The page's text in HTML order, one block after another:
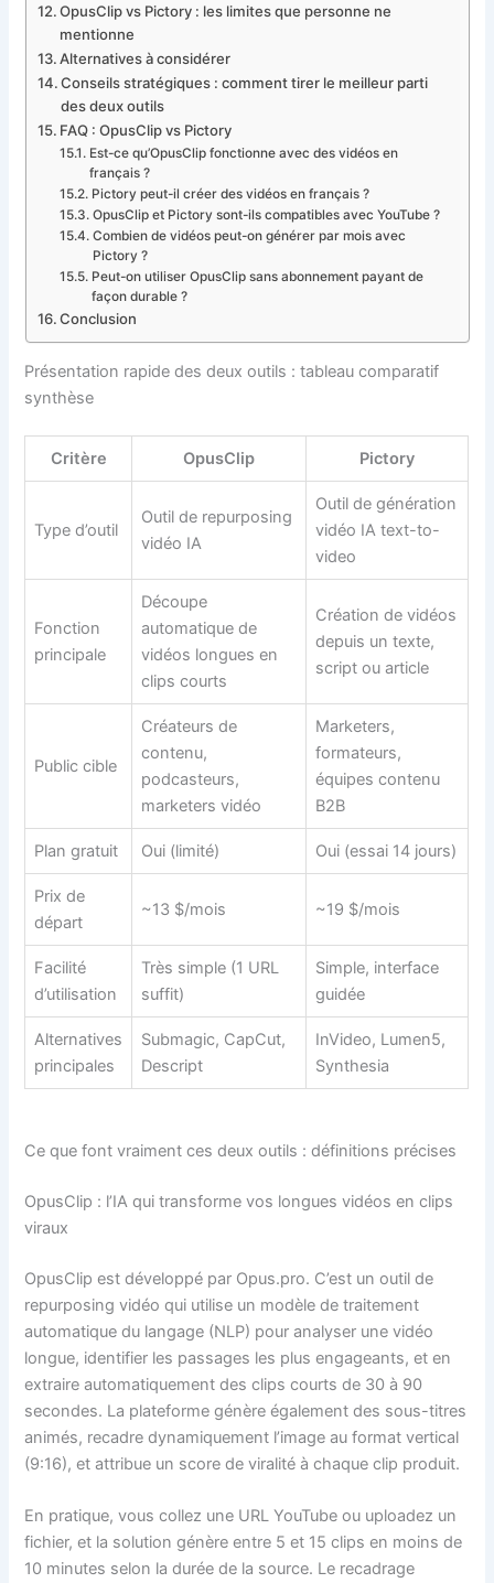
OpusClip vs Pictory : les limites que personne ne
mentionne
Alternatives à considérer
Conseils stratégiques : comment tirer le meilleur parti
des deux outils
FAQ : OpusClip vs Pictory
Est-ce qu’OpusClip fonctionne avec des vidéos en
français ?
Pictory peut-il créer des vidéos en français ?
OpusClip et Pictory sont-ils compatibles avec YouTube ?
Combien de vidéos peut-on générer par mois avec
Pictory ?
Peut-on utiliser OpusClip sans abonnement payant de
façon durable ?
Conclusion
Présentation rapide des deux outils : tableau comparatif
synthèse
Critère OpusClip Pictory
Type d’outil
Outil de repurposing
vidéo IA
Outil de génération
vidéo IA text-to-
video
Fonction
principale
Découpe
automatique de
vidéos longues en
clips courts
Création de vidéos
depuis un texte,
script ou article
Public cible
Créateurs de
contenu,
podcasteurs,
marketers vidéo
Marketers,
formateurs,
équipes contenu
B2B
Plan gratuit Oui (limité) Oui (essai 14 jours)
Prix de
départ
~13 $/mois ~19 $/mois
Facilité
d’utilisation
Très simple (1 URL
suffit)
Simple, interface
guidée
Alternatives
principales
Submagic, CapCut,
Descript
InVideo, Lumen5,
Synthesia
Ce que font vraiment ces deux outils : définitions précises
OpusClip : l’IA qui transforme vos longues vidéos en clips
viraux
OpusClip est développé par Opus.pro. C’est un outil de
repurposing vidéo qui utilise un modèle de traitement
automatique du langage (NLP) pour analyser une vidéo
longue, identifier les passages les plus engageants, et en
extraire automatiquement des clips courts de 30 à 90
secondes. La plateforme génère également des sous-titres
animés, recadre dynamiquement l’image au format vertical
(9:16), et attribue un score de viralité à chaque clip produit.
En pratique, vous collez une URL YouTube ou uploadez un
fichier, et la solution génère entre 5 et 15 clips en moins de
10 minutes selon la durée de la source. Le recadrage